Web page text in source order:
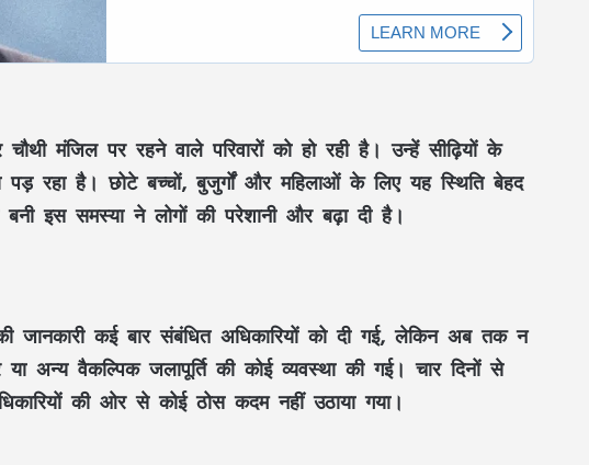
मंजिल पर रहने वाले परिवारों को हो रही है। उन्हें सीढ़ियों के
पड़ रहा है। छोटे बच्चों, बुजुर्गों और महिलाओं के लिए यह स्थिति बेहद
इस समस्या ने लोगों की परेशानी और बढ़ा दी है।
जानकारी कई बार संबंधित अधिकारियों को दी गई, लेकिन अब तक न
अन्य वैकल्पिक जलापूर्ति की कोई व्यवस्था की गई। चार दिनों से
की ओर से कोई ठोस कदम नहीं उठाया गया।
RSS प्रमुख मोहन भागवत बोले- Gen Z सवाल
पूछे, तर्क मांगे और जरूरत पड़े तो आंदोलन भी
करे, लेकिन देश को बांटने के लिए नहीं
सरगुजा से रामलला-बाबा विश्वनाथ के दर्शन को
निकले 850 श्रद्धालु: भारत गौरव ट्रेन को हरी
झंडी, बुजुर्ग बोले—‘सपना हुआ साकार’